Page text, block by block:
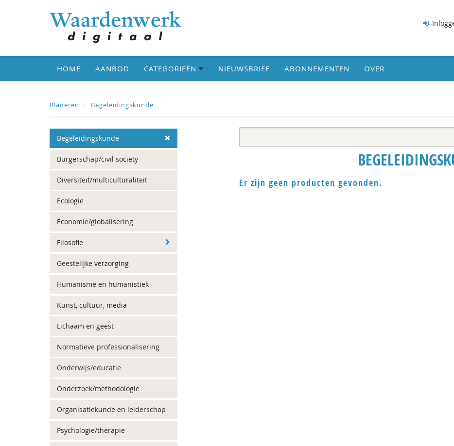
HOME AANBOD CATEGORIEËN NIEUWSBRIEF ABONNEMENTEN OVER
Bladeren Begeleidingskunde
Begeleidingskunde
Burgerschap/civil society
Diversiteit/multiculturaliteit
Ecologie
Economie/globalisering
Filosofie
Geestelijke verzorging
Humanisme en humanistiek
Kunst, cultuur, media
Lichaam en geest
Normatieve professionalisering
Onderwijs/educatie
Onderzoek/methodologie
Organisatiekunde en leiderschap
Psychologie/therapie
Er zijn geen producten gevonden.